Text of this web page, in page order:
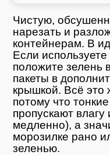
Чистую,
нарезать и
контейнерам. В
Если
положите зелень
пакеты в
крышкой. Всё это
потому что
пропускают влагу
медленно), а
морозилке рано
зеленью.